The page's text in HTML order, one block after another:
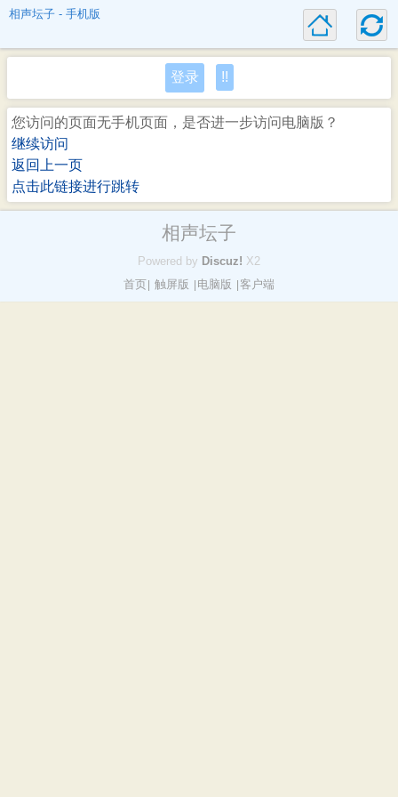
相声坛子 - 手机版
登录 !!
您访问的页面无手机页面，是否进一步访问电脑版？
继续访问
返回上一页
点击此链接进行跳转
相声坛子
Powered by Discuz! X2
首页 触屏版 电脑版 客户端